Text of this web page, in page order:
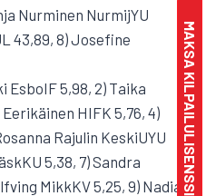
Nurminen NurmijYU
43,89, 8) Josefine
EsboIF 5,98, 2) Taika
HIFK 5,76, 4)
Rajulin KeskiUYU
5,38, 7) Sandra
MikkKV 5,25, 9) Nadia MAKSA KILPAILULISENSSI